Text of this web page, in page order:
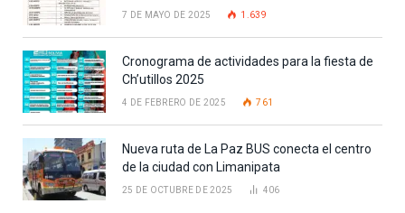
7 DE MAYO DE 2025 1.639
Cronograma de actividades para la fiesta de
Ch’utillos 2025
4 DE FEBRERO DE 2025 761
Nueva ruta de La Paz BUS conecta el centro
de la ciudad con Limanipata
25 DE OCTUBRE DE 2025 406